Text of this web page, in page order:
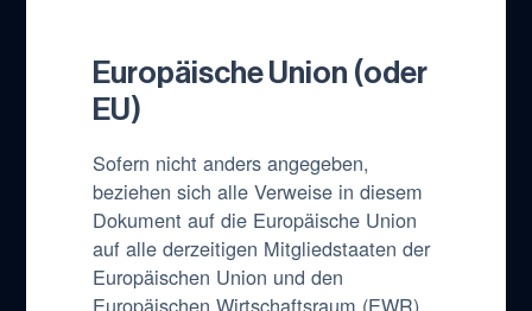
Europäische Union (oder
EU)
Sofern nicht anders angegeben,
beziehen sich alle Verweise in diesem
Dokument auf die Europäische Union
auf alle derzeitigen Mitgliedstaaten der
Europäischen Union und den
Europäischen Wirtschaftsraum (EWR).